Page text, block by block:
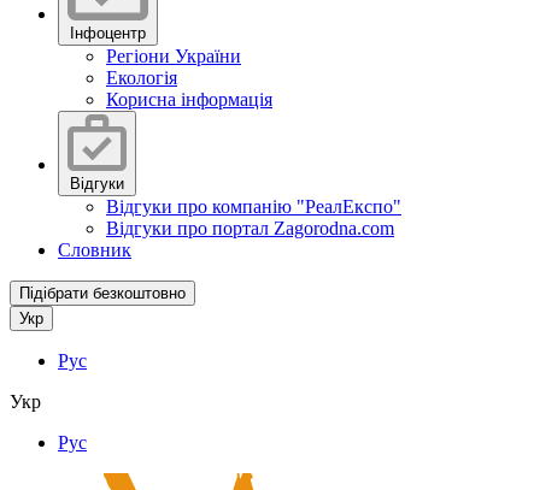
Інфоцентр
Регіони України
Екологія
Корисна інформація
Відгуки
Відгуки про компанію "РеалЕкспо"
Відгуки про портал Zagorodna.com
Словник
Підібрати безкоштовно
Укр
Рус
Укр
Рус